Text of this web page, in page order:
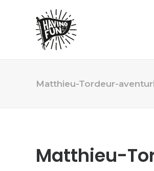
Matthieu-Tordeur-
Matthieu-